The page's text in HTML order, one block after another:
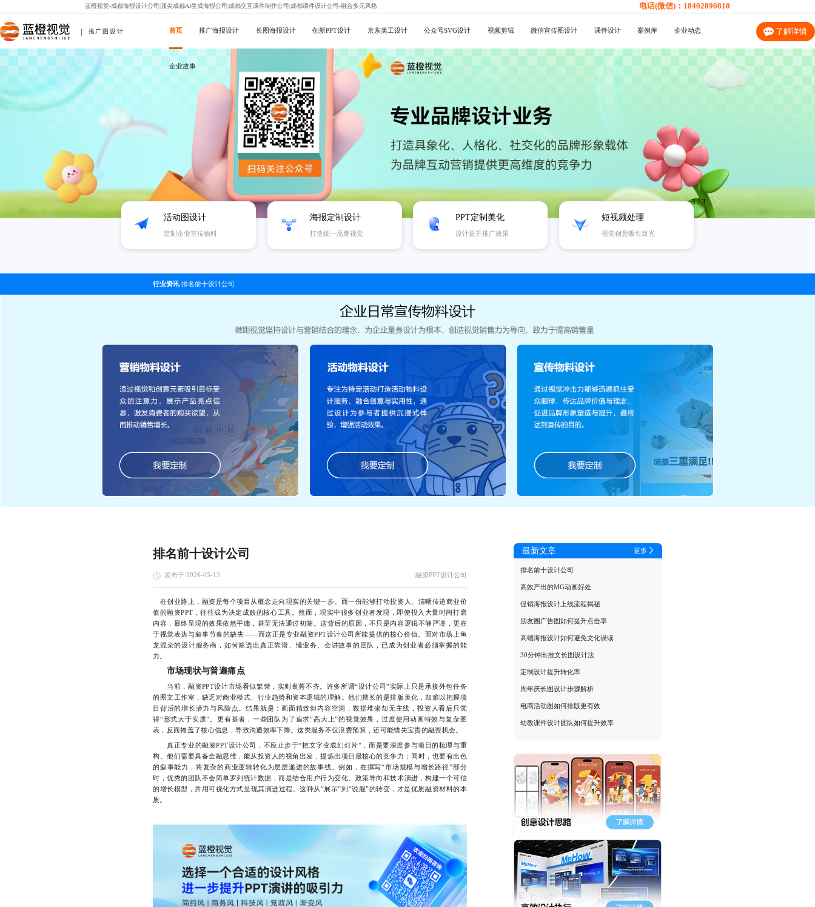
蓝橙视觉-成都海报设计公司|顶尖成都AI生成海报公司|成都交互课件制作公司|成都课件设计公司-融合多元风格 电话(微信)： 18402890810
推广图设计 首页 推广海报设计 长图海报设计 创新PPT设计 京东美工设计 公众号SVG设计 视频剪辑 微信宣传图设计 课件设计 案例库 企业动态
企业故事
了解详情
1/3
活动图设计
定制企业宣传物料
海报定制设计
打造统一品牌视觉
PPT定制美化
设计提升推广效果
短视频处理
视觉创意吸引目光
行业资讯 排名前十设计公司
排名前十设计公司
发布于 2026-05-13 融资PPT设计公司
在创业路上，融资是每个项目从概念走向现实的关键一步。而一份能够打动投资人、清晰传递商业价
值的融资PPT，往往成为决定成败的核心工具。然而，现实中很多创业者发现，即便投入大量时间打磨
内容，最终呈现的效果依然平庸，甚至无法通过初筛。这背后的原因，不只是内容逻辑不够严谨，更在
于视觉表达与叙事节奏的缺失——而这正是专业融资PPT设计公司所能提供的核心价值。面对市场上鱼
龙混杂的设计服务商，如何筛选出真正靠谱、懂业务、会讲故事的团队，已成为创业者必须掌握的能
力。
市场现状与普遍痛点
当前，融资PPT设计市场看似繁荣，实则良莠不齐。许多所谓“设计公司”实际上只是承接外包任务
的图文工作室，缺乏对商业模式、行业趋势和资本逻辑的理解。他们擅长的是排版美化，却难以把握项
目背后的增长潜力与风险点。结果就是：画面精致但内容空洞，数据堆砌却无主线，投资人看后只觉
得“形式大于实质”。更有甚者，一些团队为了追求“高大上”的视觉效果，过度使用动画特效与复杂图
表，反而掩盖了核心信息，导致沟通效率下降。这类服务不仅浪费预算，还可能错失宝贵的融资机会。
真正专业的融资PPT设计公司，不应止步于“把文字变成幻灯片”，而是要深度参与项目的梳理与重
构。他们需要具备金融思维，能从投资人的视角出发，提炼出项目最核心的竞争力；同时，也要有出色
的叙事能力，将复杂的商业逻辑转化为层层递进的故事线。例如，在撰写“市场规模与增长路径”部分
时，优秀的团队不会简单罗列统计数据，而是结合用户行为变化、政策导向和技术演进，构建一个可信
的增长模型，并用可视化方式呈现其演进过程。这种从“展示”到“说服”的转变，才是优质融资材料的本
质。
最新文章 更多
排名前十设计公司
高效产出的MG动画好处
促销海报设计上线流程揭秘
朋友圈广告图如何提升点击率
高端海报设计如何避免文化误读
30分钟出推文长图设计法
定制设计提升转化率
周年庆长图设计步骤解析
电商活动图如何排版更有效
幼教课件设计团队如何提升效率